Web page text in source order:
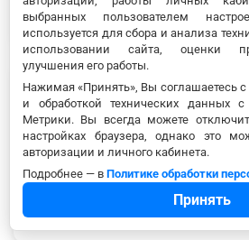
Ринат И.
31.07.2025, 12:54· Урал
Дневной велозаезд
Длительность Расстояние
3.29
выбранных пользователем
используется для сбора и анализа
использовании сайта, оценки
улучшения его работы.
Нажимая «Принять», Вы соглашаетесь
и обработкой технических данных
Метрики. Вы всегда можете
настройках браузера, однако это
авторизации и личного кабинета.
Подробнее — в Политике обработки
Принять